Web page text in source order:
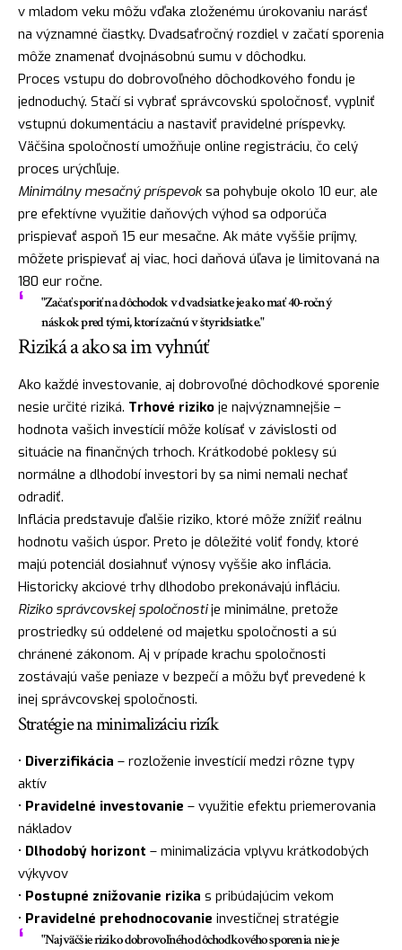
v mladom veku môžu vďaka zloženému úrokovaniu narásť
na významné čiastky. Dvadsaťročný rozdiel v začatí sporenia
môže znamenať dvojnásobnú sumu v dôchodku.
Proces vstupu do dobrovoľného dôchodkového fondu je
jednoduchý. Stačí si vybrať správcovskú spoločnosť, vyplniť
vstupnú dokumentáciu a nastaviť pravidelné príspevky.
Väčšina spoločností umožňuje online registráciu, čo celý
proces urýchľuje.
Minimálny mesačný príspevok sa pohybuje okolo 10 eur, ale
pre efektívne využitie daňových výhod sa odporúča
prispievať aspoň 15 eur mesačne. Ak máte vyššie príjmy,
môžete prispievať aj viac, hoci daňová úľava je limitovaná na
180 eur ročne.
"Začať sporiť na dôchodok v dvadsiatke je ako mať 40-ročný
náskok pred tými, ktorí začnú v štyridsiatke."
Riziká a ako sa im vyhnúť
Ako každé investovanie, aj dobrovoľné dôchodkové sporenie
nesie určité riziká. Trhové riziko je najvýznamnejšie –
hodnota vašich investícií môže kolísať v závislosti od
situácie na finančných trhoch. Krátkodobé poklesy sú
normálne a dlhodobí investori by sa nimi nemali nechať
odradiť.
Inflácia predstavuje ďalšie riziko, ktoré môže znížiť reálnu
hodnotu vašich úspor. Preto je dôležité voliť fondy, ktoré
majú potenciál dosiahnuť výnosy vyššie ako inflácia.
Historicky akciové trhy dlhodobo prekonávajú infláciu.
Riziko správcovskej spoločnostije minimálne, pretože
prostriedky sú oddelené od majetku spoločnosti a sú
chránené zákonom. Aj v prípade krachu spoločnosti
zostávajú vaše peniaze v bezpečí a môžu byť prevedené k
inej správcovskej spoločnosti.
Stratégie na minimalizáciu rizík
• Diverzifikácia – rozloženie investícií medzi rôzne typy
aktív
• Pravidelné investovanie – využitie efektu priemerovania
nákladov
• Dlhodobý horizont – minimalizácia vplyvu krátkodobých
výkyvov
• Postupné znižovanie rizika s pribúdajúcim vekom
• Pravidelné prehodnocovanie investičnej stratégie
"Najväčšie riziko dobrovoľného dôchodkového sporenia nie je